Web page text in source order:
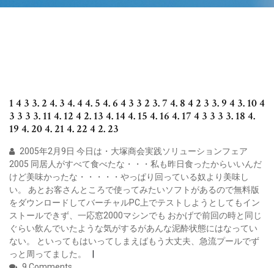
1 4 3 3. 2 4. 3 4. 4 4. 5 4. 6 4 3 3 2 3. 7 4. 8 4 2 3 3. 9 4 3. 10 4
3 3 3 3. 11 4. 12 4 2. 13 4. 14 4. 15 4. 16 4. 17 4 3 3 3 3. 18 4.
19 4. 20 4. 21 4. 22 4 2. 23
2005年2月9日 今日は・大塚商会実践ソリューションフェア
2005 同居人がすべて食べたな・・・私も昨日食ったからいいんだ
けど美味かったな・・・・・やっぱり回っている奴より美味し
い。 あとお客さんところで使ってみたいソフトがあるので無料版
をダウンロードしてバーチャルPC上でテストしようとしてもイン
ストールできず、一応窓2000マシンでも おかげで前回の時と同じ
ぐらい飲んでいたような気がするがあんな泥酔状態にはなってい
ない。 といってもはいってしまえばもう大丈夫、急流プールでず
っと周ってました。